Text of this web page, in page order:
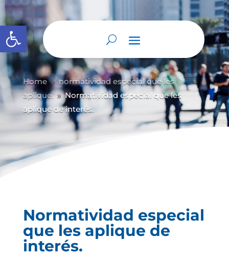
Abrir barra de herramientas
Home 9 normatividad especial que les
aplique. 9 Normatividad especial que les
aplique de interés.
Normatividad especial
que les aplique de
interés.